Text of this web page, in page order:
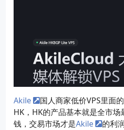
Akile
国人商家低价VPS里面
HK，HK的产品基本就是全市
钱，交易市场才是Akile
的利